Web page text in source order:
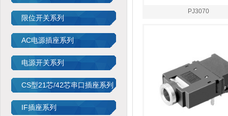
限位开关系列
AC电源插座系列
电源开关系列
CS型21芯/42芯串口插座系列
IF插座系列
PJ3070